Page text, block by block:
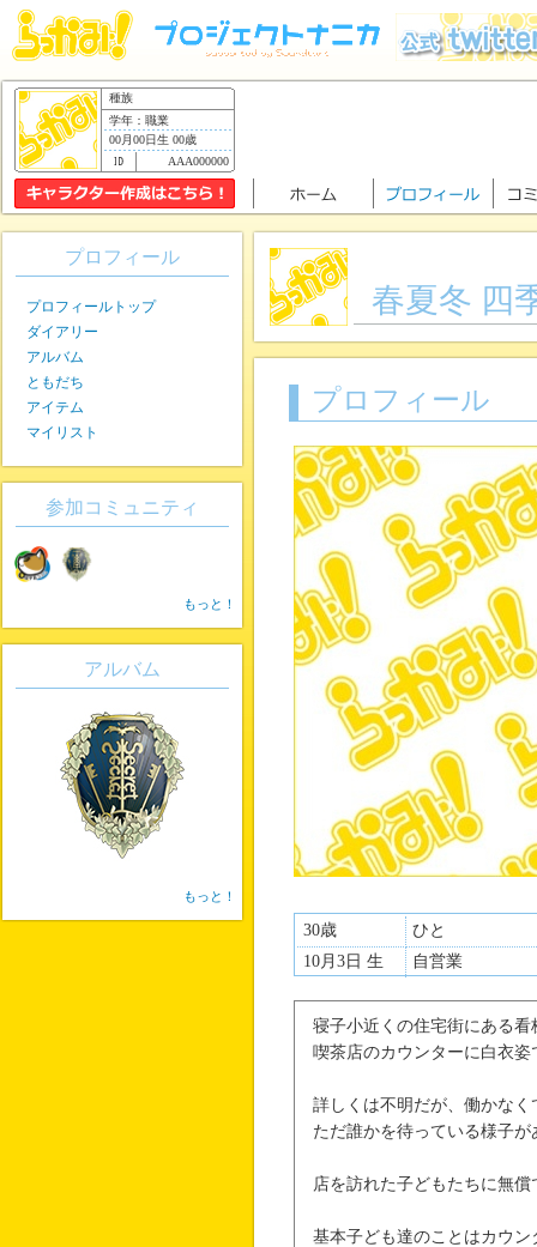
種族
学年：職業
00月00日生 00歳
AAA000000
春夏冬 四
プロフィール
30歳
ひと
10月3日 生
自営業
寝子小近くの住宅街にある
喫茶店のカウンターに白衣
詳しくは不明だが、働かな
ただ誰かを待っている様子が
店を訪れた子どもたちに無
基本子ども達のことはカウ
プロフィール
プロフィールトップ
ダイアリー
アルバム
ともだち
アイテム
マイリスト
参加コミュニティ
もっと！
アルバム
もっと！